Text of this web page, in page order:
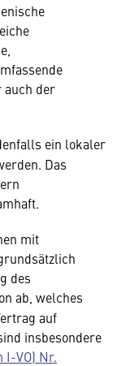
auch der
ein lokaler
Das
mit
des
ab, welches
auf
insbesondere
I-VO) Nr.